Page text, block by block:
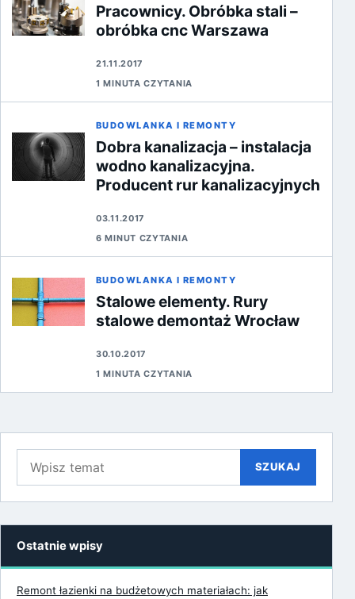
Pracownicy. Obróbka stali –
obróbka cnc Warszawa
21.11.2017
1 MINUTA CZYTANIA
BUDOWLANKA I REMONTY
Dobra kanalizacja – instalacja
wodno kanalizacyjna.
Producent rur kanalizacyjnych
03.11.2017
6 MINUT CZYTANIA
BUDOWLANKA I REMONTY
Stalowe elementy. Rury
stalowe demontaż Wrocław
30.10.2017
1 MINUTA CZYTANIA
SZUKAJ
Ostatnie wpisy
Remont łazienki na budżetowych materiałach: jak